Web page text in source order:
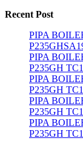
Recent Post
PIPA
PIPA
P235GH TC1
PIPA
P235GH TC1
PIPA
P235GH TC1
PIPA
P235GH TC1